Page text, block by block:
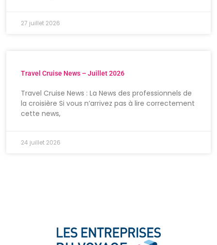
27 juillet 2026
Travel Cruise News – Juillet 2026
Travel Cruise News : La News des professionnels de
la croisière Si vous n’arrivez pas à lire correctement
cette news,
24 juillet 2026